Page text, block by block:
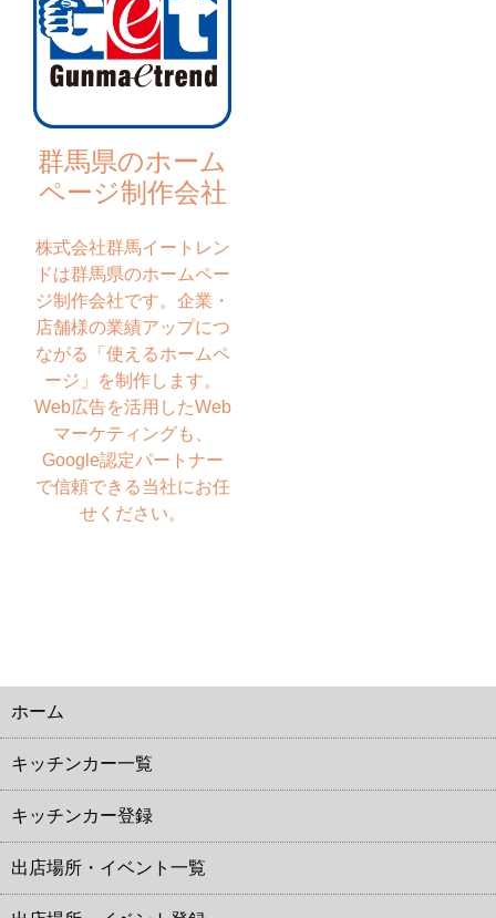
群馬県のホーム
ページ制作会社
株式会社群馬イートレン
ドは群馬県のホームペー
ジ制作会社です。企業・
店舗様の業績アップにつ
ながる「使えるホームペ
ージ」を制作します。
Web広告を活用したWeb
マーケティングも、
Google認定パートナー
で信頼できる当社にお任
せください。
ホーム
キッチンカー一覧
キッチンカー登録
出店場所・イベント一覧